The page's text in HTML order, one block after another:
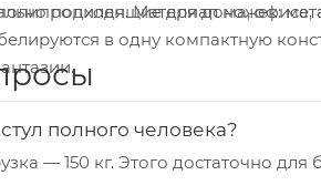
подходящие для дома, офиса,
в одну компактную
полного человека?
— 150 кг. Этого достаточно